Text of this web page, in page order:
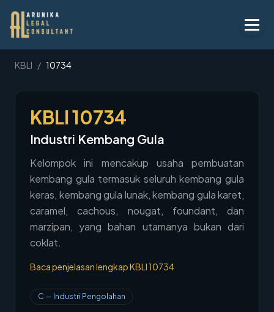
Layanan
Peraturan
KBLI
Tentang
Penawaran
Blog
Hubungi Kami
KBLI / 10734
KBLI10734
Industri Kembang Gula
Kelompok ini mencakup usaha pembuatan
kembang gula termasuk seluruh kembang gula
keras, kembang gula lunak, kembang gula karet,
caramel, cachous, nougat, foundant, dan
marzipan, yang bahan utamanya bukan dari
coklat.
Baca penjelasan lengkap KBLI10734
C — Industri Pengolahan